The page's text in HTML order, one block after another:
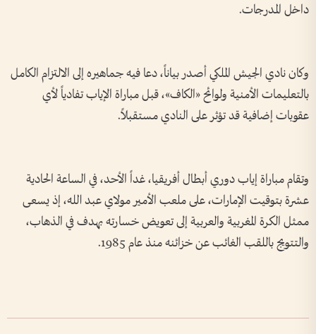
داخل المدرجات.
وكان نادي الجيش الملكي أصدر بياناً، دعا فيه جماهيره إلى الالتزام الكامل
بالتعليمات الأمنية ولوائح «الكاف»، قبل مباراة الإياب تفادياً لأي
عقوبات إضافية قد تؤثر على النادي مستقبلاً.
وتقام مباراة إياب دوري أبطال أفريقيا، غداً الأحد، في الساعة الحادية
عشرة بتوقيت الإمارات، على ملعب الأمير مولاي عبد الله، إذ يسعى
ممثل الكرة المغربية والعربية إلى تعويض خسارته بهدف في الذهاب،
والتتويج باللقب الغائب عن خزائنه منذ عام 1985.